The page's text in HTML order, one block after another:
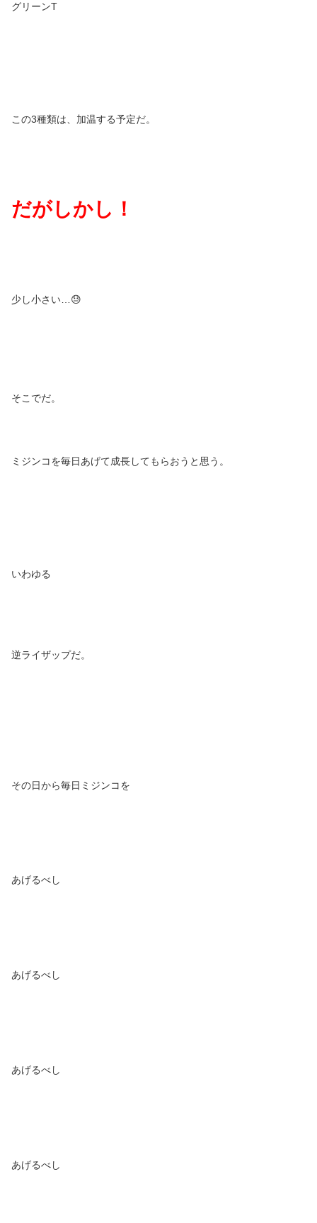
グリーンT
この3種類は、加温する予定だ。
だがしかし！
少し小さい…😓
そこでだ。
ミジンコを毎日あげて成長してもらおうと思う。
いわゆる
逆ライザップだ。
その日から毎日ミジンコを
あげるべし
あげるべし
あげるべし
あげるべし